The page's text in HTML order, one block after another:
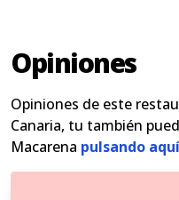
Opiniones
Opiniones de este
Canaria, tu también
Macarena pulsando aquí